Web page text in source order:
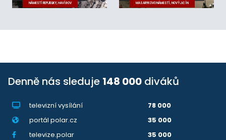
NÁMĚSTÍ REPUBLIKY, HAVÍŘOV MASARYKOVO NÁMĚSTÍ, NOVÝ JIČÍN
Denně nás sleduje 148 000 diváků
televizní vysílání
78 000
portál polar.cz
35 000
televize.polar
35 000